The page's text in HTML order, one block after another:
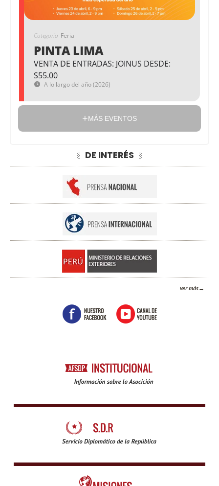
Categoría Feria
PINTA LIMA
VENTA DE ENTRADAS: JOINUS DESDE:
S55.00
A lo largo del año (2026)
MÁS EVENTOS
DE INTERÉS
ver más